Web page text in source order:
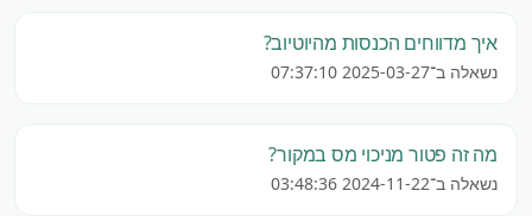
איך מדווחים הכנסות מהיוטיוב?
נשאלה ב־2025-03-27 07:37:10
מה זה פטור מניכוי מס במקור?
נשאלה ב־2024-11-22 03:48:36